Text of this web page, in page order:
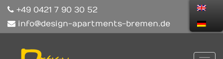
+49 0421 7 90 30 52
info@design-apartments-bremen.de